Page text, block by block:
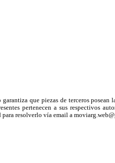
que piezas de terceros
pertenecen a sus respectivos
resolverlo vía email a